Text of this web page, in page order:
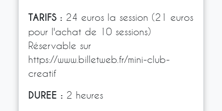
TARIFS : 24 euros la session (21 euros
pour l'achat de 10 sessions)
Réservable sur
https://www.billetweb.fr/mini-club-
creatif
DUREE : 2 heures